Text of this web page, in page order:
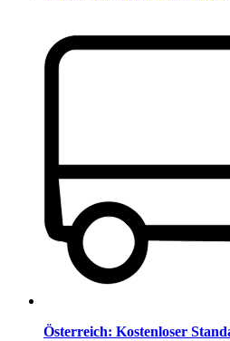
Österreich: Kostenloser